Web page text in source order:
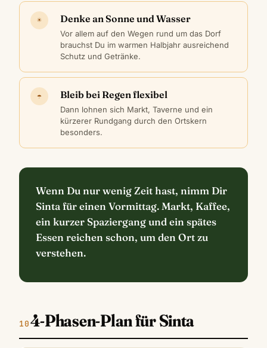
☀ Denke an Sonne und Wasser
Vor allem auf den Wegen rund um das Dorf
brauchst Du im warmen Halbjahr ausreichend
Schutz und Getränke.
☂ Bleib bei Regen flexibel
Dann lohnen sich Markt, Taverne und ein
kürzerer Rundgang durch den Ortskern
besonders.
Wenn Du nur wenig Zeit hast, nimm Dir
Sinta für einen Vormittag. Markt, Kaffee,
ein kurzer Spaziergang und ein spätes
Essen reichen schon, um den Ort zu
verstehen.
4-Phasen-Plan für Sinta